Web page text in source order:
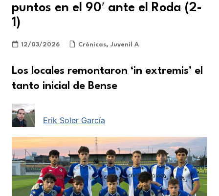
puntos en el 90′ ante el Roda (2-
1)
12/03/2026 Crónicas, Juvenil A
Los locales remontaron ‘in extremis’ el
tanto inicial de Bense
Erik Soler García